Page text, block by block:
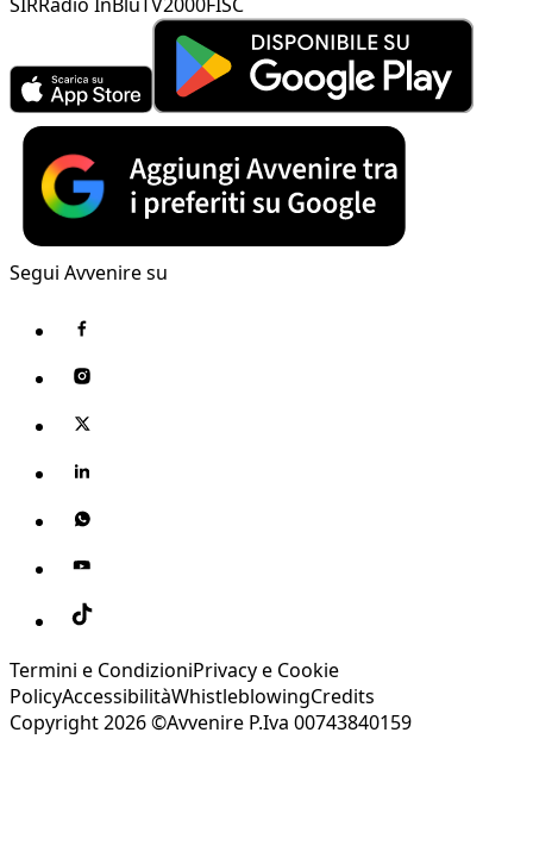
Segui Avvenire su
Termini e CondizioniPrivacy e Cookie
PolicyAccessibilitàWhistleblowingCredits
Copyright 2026 ©Avvenire P.Iva 00743840159